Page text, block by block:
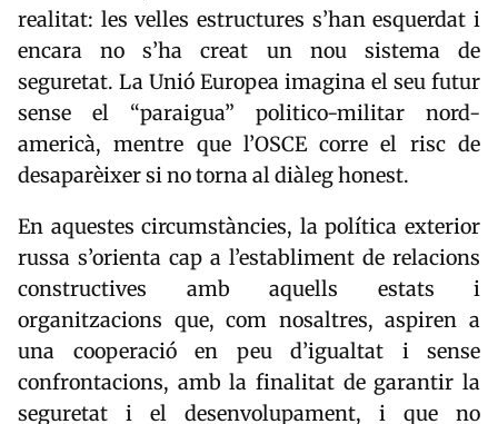
realitat: les velles estructures s’han esquerdat i
encara no s’ha creat un nou sistema de
seguretat. La Unió Europea imagina el seu futur
sense el “paraigua” politico-militar nord-
americà, mentre que l’OSCE corre el risc de
desaparèixer si no torna al diàleg honest.
En aquestes circumstàncies, la política exterior
russa s’orienta cap a l’establiment de relacions
constructives amb aquells estats i
organitzacions que, com nosaltres, aspiren a
una cooperació en peu d’igualtat i sense
confrontacions, amb la finalitat de garantir la
seguretat i el desenvolupament, i que no